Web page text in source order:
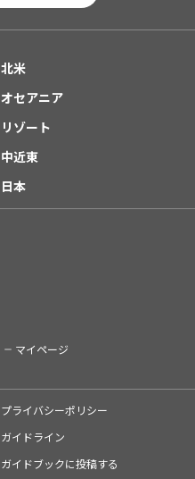
北米
オセアニア
リゾート
中近東
日本
マイページ
プライバシーポリシー
ガイドライン
ガイドブックに投稿する